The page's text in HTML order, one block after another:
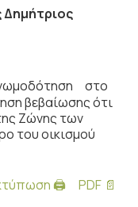
στο
βεβαίωσης ότι
Ζώνης των
του οικισμού
🖨
PDF 📄